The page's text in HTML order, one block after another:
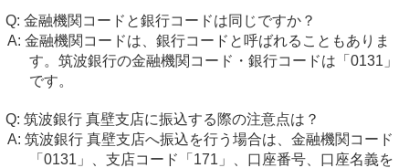
金融機関コードと銀行コードは同じですか？
金融機関コードは、銀行コードと呼ばれることもありま
す。筑波銀行の金融機関コード・銀行コードは「0131」
です。
筑波銀行 真壁支店に振込する際の注意点は？
筑波銀行 真壁支店へ振込を行う場合は、金融機関コード
「0131」、支店コード「171」、口座番号、口座名義を